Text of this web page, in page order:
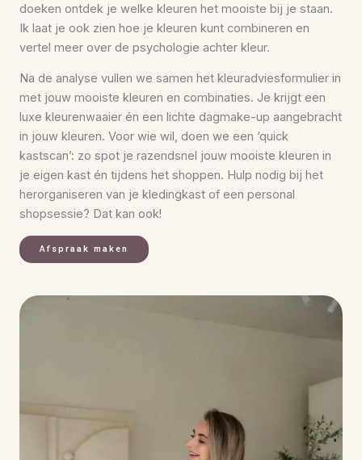
doeken ontdek je welke kleuren het mooiste bij je staan.
Ik laat je ook zien hoe je kleuren kunt combineren en
vertel meer over de psychologie achter kleur.
Na de analyse vullen we samen het kleuradviesformulier in
met jouw mooiste kleuren en combinaties. Je krijgt een
luxe kleurenwaaier én een lichte dagmake-up aangebracht
in jouw kleuren. Voor wie wil, doen we een ‘quick
kastscan’: zo spot je razendsnel jouw mooiste kleuren in
je eigen kast én tijdens het shoppen. Hulp nodig bij het
herorganiseren van je kledingkast of een personal
shopsessie? Dat kan ook!
Afspraak maken